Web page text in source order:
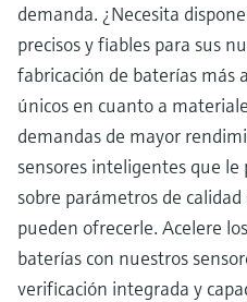
demanda. ¿Necesita
precisos y fiables para sus
fabricación de baterías más
únicos en cuanto a
demandas de mayor
sensores inteligentes que
sobre parámetros de
pueden ofrecerle. Acelere
baterías con nuestros
verificación integrada y